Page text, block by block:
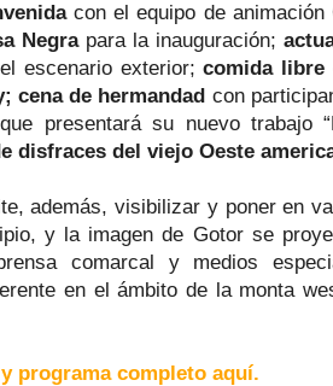
con el equipo de
Negrapara la inauguración;
escenario exterior;comida libre
cena de hermandad con
presentará su nuevo trabajo
disfraces del viejo Oeste
además, visibilizar y poner en
y la imagen de Gotor se
comarcal y medios
en el ámbito de la monta
programa completo aquí.